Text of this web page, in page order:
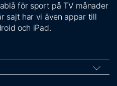
för sport på TV månader
sajt har vi även appar till
och iPad.